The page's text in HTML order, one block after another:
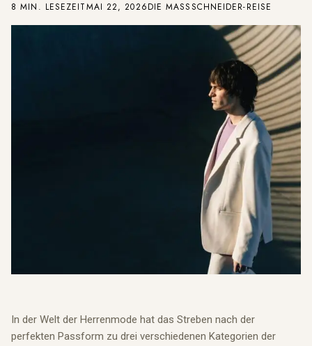
8 MIN. LESEZEITMAI 22, 2026DIE MASSSCHNEIDER-REISE
In der Welt der Herrenmode hat das Streben nach der
perfekten Passform zu drei verschiedenen Kategorien der